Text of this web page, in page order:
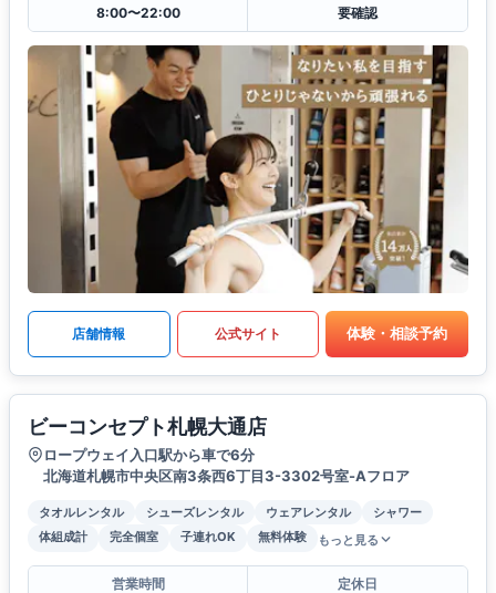
8:00〜22:00
要確認
店舗情報 公式サイト 体験・相談予約
ビーコンセプト札幌大通店
ロープウェイ入口駅から車で6分
北海道札幌市中央区南3条西6丁目3-3302号室-Aフロア
タオルレンタル シューズレンタル ウェアレンタル
シャワー
体組成計
完全個室 子連れOK 無料体験 もっと見る
営業時間
定休日